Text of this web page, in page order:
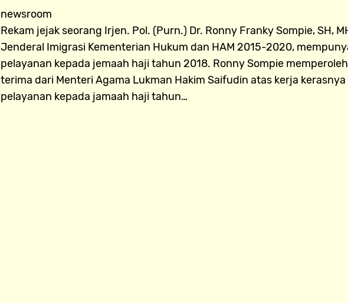
newsroom
Rekam jejak seorang Irjen. Pol. (Purn.) Dr. Ronny Franky Sompie, SH,
Jenderal Imigrasi Kementerian Hukum dan HAM 2015-2020,
pelayanan kepada jemaah haji tahun 2018. Ronny Sompie
terima dari Menteri Agama Lukman Hakim Saifudin atas kerja
pelayanan kepada jamaah haji tahun…